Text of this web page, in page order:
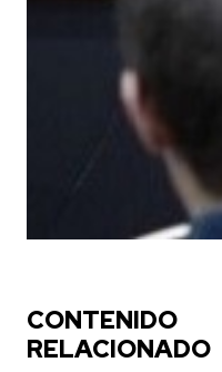
CONTENIDO
RELACIONADO